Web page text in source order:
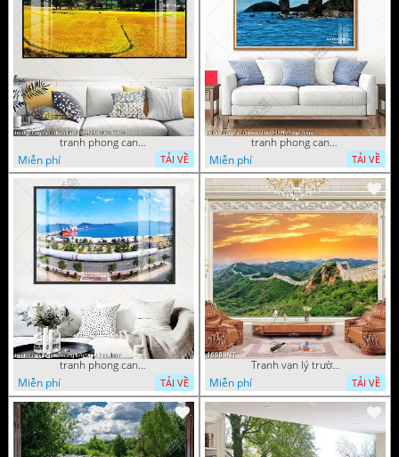
tranh phong canh dong lua 07022023 quyen
Miễn phí
TẢI VỀ
tranh phong canh bien nui doi 2422023 dao
Miễn phí
TẢI VỀ
tranh phong canh ben cang 07022023 hieu
Miễn phí
TẢI VỀ
Tranh vạn lý trường thành 16989NT
Miễn phí
TẢI VỀ